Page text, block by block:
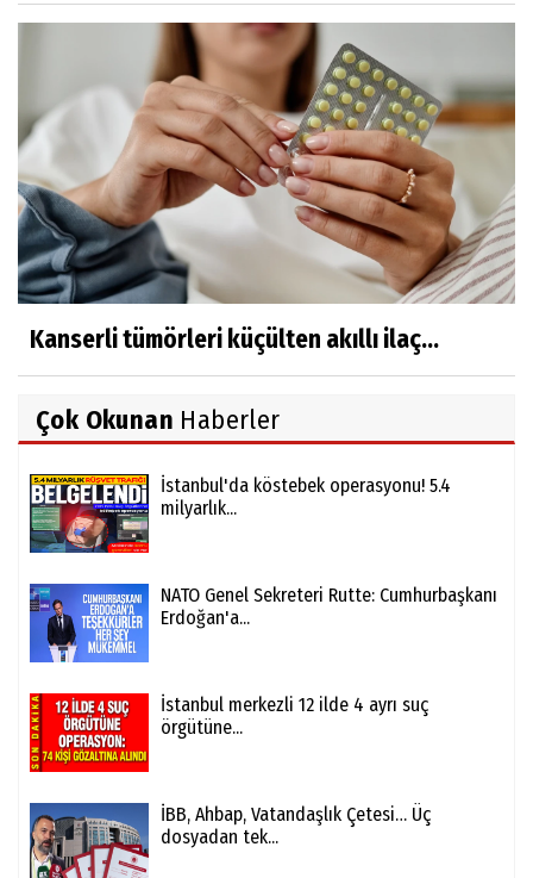
Kanserli tümörleri küçülten akıllı ilaç...
Çok Okunan Haberler
İstanbul'da köstebek operasyonu! 5.4
milyarlık...
NATO Genel Sekreteri Rutte: Cumhurbaşkanı
Erdoğan'a...
İstanbul merkezli 12 ilde 4 ayrı suç
örgütüne...
İBB, Ahbap, Vatandaşlık Çetesi… Üç
dosyadan tek...